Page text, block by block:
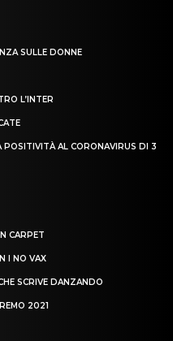
SULLE DONNE
L’INTER
POSITIVITÀ AL CORONAVIRUS DI 3
CARPET
I NO VAX
SCRIVE DANZANDO
2021